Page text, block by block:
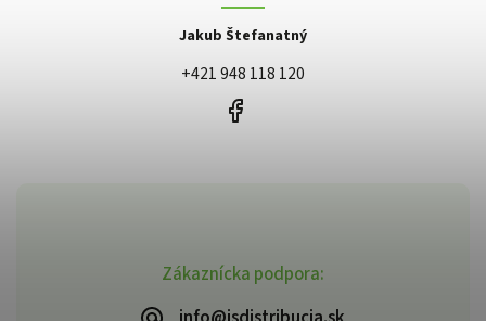
Zákaznícka podpora:
Jakub Štefanatný
+421 948 118 120